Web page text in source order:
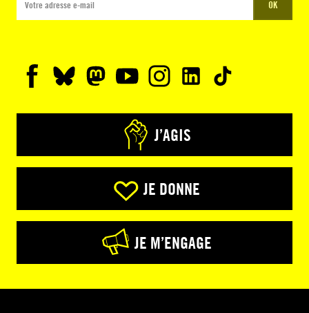
OK
J’AGIS
JE DONNE
JE M’ENGAGE